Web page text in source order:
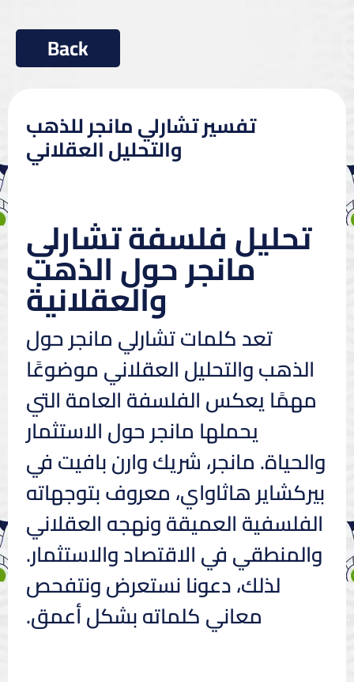
تفسير تشارلي مانجر للذهب
والتحليل العقلاني
تحليل فلسفة تشارلي
مانجر حول الذهب
والعقلانية
تعد كلمات تشارلي مانجر حول
الذهب والتحليل العقلاني موضوعًا
مهمًا يعكس الفلسفة العامة التي
يحملها مانجر حول الاستثمار
والحياة. مانجر، شريك وارن بافيت في
بيركشاير هاثاواي، معروف بتوجهاته
الفلسفية العميقة ونهجه العقلاني
والمنطقي في الاقتصاد والاستثمار.
لذلك، دعونا نستعرض ونتفحص
معاني كلماته بشكل أعمق.